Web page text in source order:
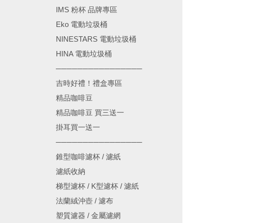
IMS 粉杯 品牌專區
Eko 電動垃圾桶
NINESTARS 電動垃圾桶
HINA 電動垃圾桶
────────────────
吉時好禮！禮盒專區
精品咖啡豆
精品咖啡豆 買三送一
掛耳買一送一
────────────────
錐型咖啡濾杯 / 濾紙
濾紙收納
梯型濾杯 / K型濾杯 / 濾紙
法蘭絨沖壺 / 濾布
塑質濾器 / 金屬濾網